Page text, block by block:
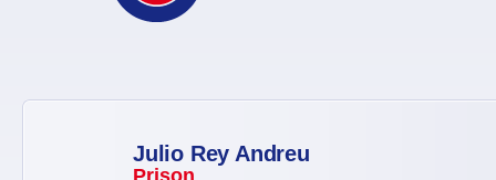
Julio Rey Andreu
Prison